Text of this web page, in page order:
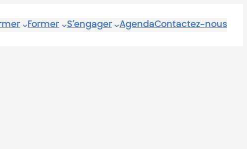
Former S’engager AgendaContactez-nous